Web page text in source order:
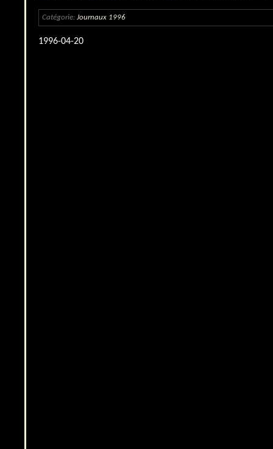
Catégorie: Journaux 1996
1996-04-20